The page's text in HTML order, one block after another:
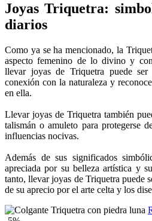
Joyas Triquetra:
diarios
Como ya se ha mencionado, la
aspecto femenino de lo divino y
llevar joyas de Triquetra puede
conexión con la naturaleza y
en ella.
Llevar joyas de Triquetra también
talismán o amuleto para protegerse
influencias nocivas.
Además de sus significados
apreciada por su belleza artística y
tanto, llevar joyas de Triquetra puede
de su aprecio por el arte celta y los